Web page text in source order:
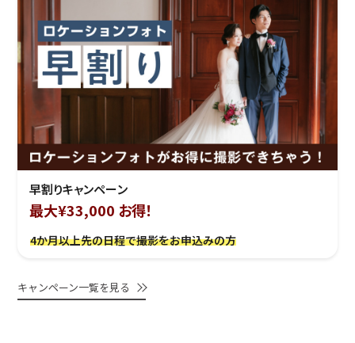
早割りキャンペーン
最大¥33,000 お得！
4か月以上先の日程で撮影をお申込みの方
キャンペーン一覧を見る